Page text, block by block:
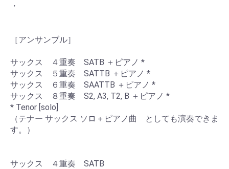
・
［アンサンブル］
サックス ４重奏 SATB ＋ピアノ *
サックス ５重奏 SATTB ＋ピアノ *
サックス ６重奏 SAATTB ＋ピアノ *
サックス ８重奏 S2, A3, T2, B ＋ピアノ *
* Tenor [solo]
（テナー サックス ソロ＋ピアノ曲 としても演奏できま
す。）
サックス ４重奏 SATB